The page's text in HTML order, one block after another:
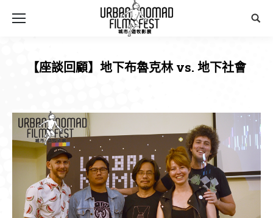
【座談回顧】地下布魯克林 vs. 地下社會